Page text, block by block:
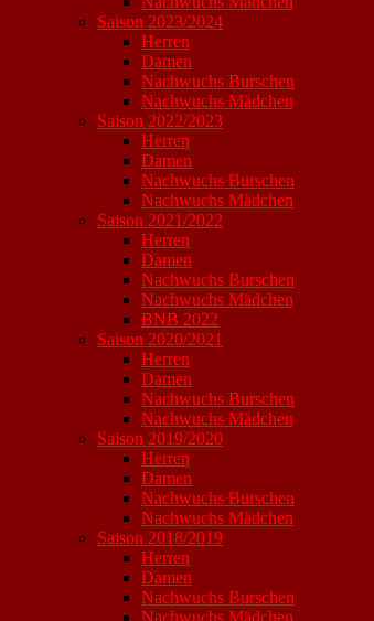
Saison 2023/2024
Herren
Damen
Nachwuchs Burschen
Nachwuchs Mädchen
Saison 2022/2023
Herren
Damen
Nachwuchs Burschen
Nachwuchs Mädchen
Saison 2021/2022
Herren
Damen
Nachwuchs Burschen
Nachwuchs Mädchen
BNB 2022
Saison 2020/2021
Herren
Damen
Nachwuchs Burschen
Nachwuchs Mädchen
Saison 2019/2020
Herren
Damen
Nachwuchs Burschen
Nachwuchs Mädchen
Saison 2018/2019
Herren
Damen
Nachwuchs Burschen
Nachwuchs Mädchen